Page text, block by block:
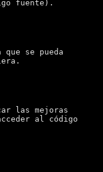
fuente).
que se pueda
las mejoras
al código